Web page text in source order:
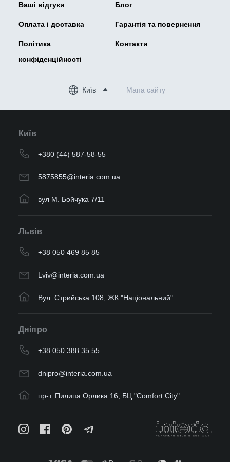
Ваші відгуки Блог
Оплата і доставка Гарантія та повернення
Політика
конфіденційності
Контакти
Київ Мапа сайту
Київ
+380 (44) 587-58-55
5875855@interia.com.ua
вул М. Бойчука 7/11
Львів
+38 050 469 85 85
Lviv@interia.com.ua
Вул. Стрийська 108, ЖК "Національний"
Дніпро
+38 050 388 35 55
dnipro@interia.com.ua
пр-т. Пилипа Орлика 16, БЦ "Comfort City"